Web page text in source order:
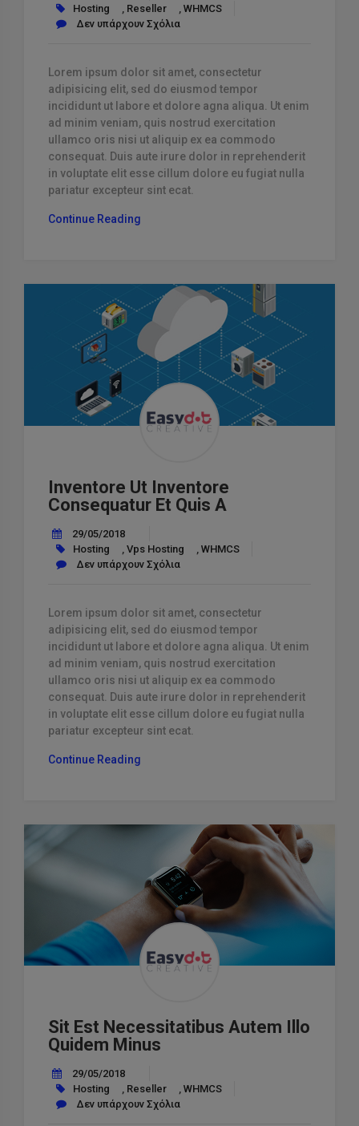
Hosting
Reseller
WHMCS
Δεν υπάρχουν Σχόλια
Lorem ipsum dolor sit amet, consectetur
adipisicing elit, sed do eiusmod tempor
incididunt ut labore et dolore agna aliqua. Ut enim
ad minim veniam, quis nostrud exercitation
ullamco oris nisi ut aliquip ex ea commodo
consequat. Duis aute irure dolor in reprehenderit
in voluptate elit esse cillum dolore eu fugiat nulla
pariatur excepteur sint ecat.
Continue Reading
Inventore Ut Inventore
Consequatur Et Quis A
29/05/2018
Hosting
Vps Hosting
WHMCS
Δεν υπάρχουν Σχόλια
Lorem ipsum dolor sit amet, consectetur
adipisicing elit, sed do eiusmod tempor
incididunt ut labore et dolore agna aliqua. Ut enim
ad minim veniam, quis nostrud exercitation
ullamco oris nisi ut aliquip ex ea commodo
consequat. Duis aute irure dolor in reprehenderit
in voluptate elit esse cillum dolore eu fugiat nulla
pariatur excepteur sint ecat.
Continue Reading
Et
Sit Est Necessitatibus Autem Illo
Quidem Minus
29/05/2018
Hosting
, Reseller , WHMCS
Δεν υπάρχουν Σχόλια